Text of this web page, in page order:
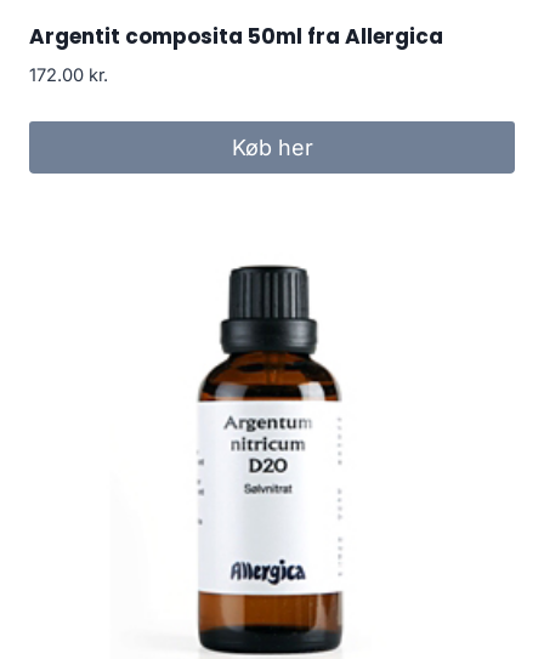
Argentit composita 50ml fra Allergica
172.00 kr.
Køb her